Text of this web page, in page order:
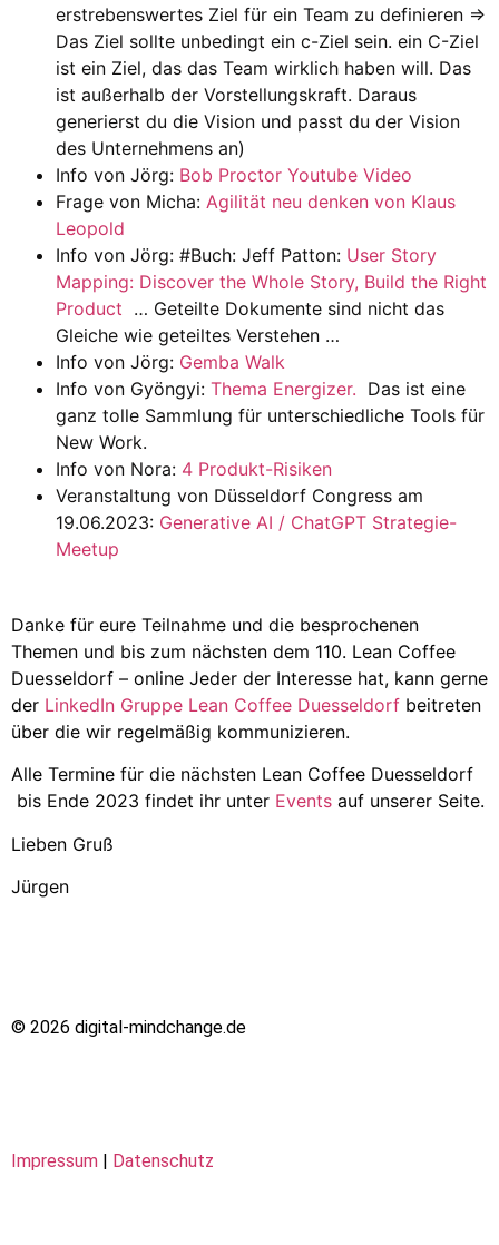
erstrebenswertes Ziel für ein Team zu definieren =>
Das Ziel sollte unbedingt ein c-Ziel sein. ein C-Ziel
ist ein Ziel, das das Team wirklich haben will. Das
ist außerhalb der Vorstellungskraft. Daraus
generierst du die Vision und passt du der Vision
des Unternehmens an)
Info von Jörg: Bob Proctor Youtube Video
Frage von Micha: Agilität neu denken von Klaus
Leopold
Info von Jörg: #Buch: Jeff Patton: User Story
Mapping: Discover the Whole Story, Build the Right
Product … Geteilte Dokumente sind nicht das
Gleiche wie geteiltes Verstehen …
Info von Jörg: Gemba Walk
Info von Gyöngyi: Thema Energizer. Das ist eine
ganz tolle Sammlung für unterschiedliche Tools für
New Work.
Info von Nora: 4 Produkt-Risiken
Veranstaltung von Düsseldorf Congress am
19.06.2023: Generative AI / ChatGPT Strategie-
Meetup
Danke für eure Teilnahme und die besprochenen
Themen und bis zum nächsten dem 110. Lean Coffee
Duesseldorf – online Jeder der Interesse hat, kann gerne
der LinkedIn Gruppe Lean Coffee Duesseldorf beitreten
über die wir regelmäßig kommunizieren.
Alle Termine für die nächsten Lean Coffee Duesseldorf
bis Ende 2023 findet ihr unter Events auf unserer Seite.
Lieben Gruß
Jürgen
© 2026 digital-mindchange.de
Impressum Datenschutz